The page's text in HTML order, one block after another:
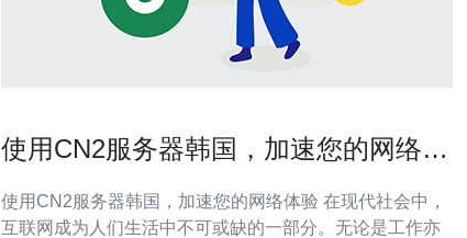
使用CN2服务器韩国，加速您的网络体
使用CN2服务器韩国，加速您的网络体验 在现代社会中，
互联网成为人们生活中不可或缺的一部分。无论是工作亦